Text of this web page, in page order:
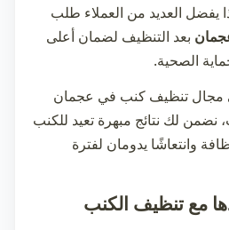
يفضل العديد من العملاء طلب
بعد التنظيف لضمان أعلى
الصحية.
مجال تنظيف كنب في عجمان
نضمن لك نتائج مبهرة تعيد للكنب
وانتعاشًا يدومان لفترة
مع تنظيف الكنب